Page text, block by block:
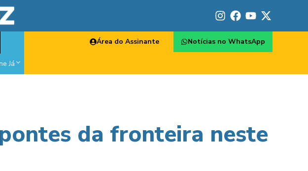
Já
Área do Assinante Notícias no WhatsApp
da fronteira neste